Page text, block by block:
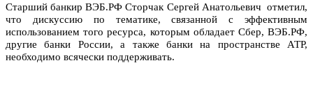
Старший банкир ВЭБ.РФ Сторчак Сергей Анатольевич отметил,
что дискуссию по тематике, связанной с эффективным
использованием того ресурса, которым обладает Сбер, ВЭБ.РФ,
другие банки России, а также банки на пространстве АТР,
необходимо всячески поддерживать.